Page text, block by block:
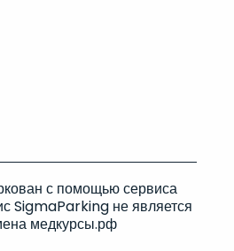
с помощью сервиса
SigmaParking не является
медкурсы.рф